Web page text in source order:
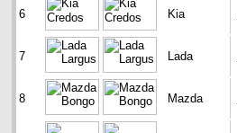
6 Kia
7 Lada
8 Mazda